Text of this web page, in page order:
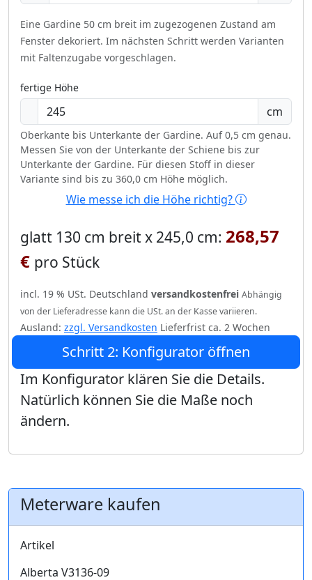
Eine Gardine 50 cm breit im zugezogenen Zustand am
Fenster dekoriert. Im nächsten Schritt werden Varianten
mit Faltenzugabe vorgeschlagen.
fertige Höhe
cm
Oberkante bis Unterkante der Gardine. Auf 0,5 cm genau.
Messen Sie von der Unterkante der Schiene bis zur
Unterkante der Gardine. Für diesen Stoff in dieser
Variante sind bis zu 360,0 cm Höhe möglich.
Wie messe ich die Höhe richtig?
glatt 130 cm breit x 245,0 cm: 268,57
€ pro Stück
incl. 19 % USt. Deutschland versandkostenfrei Abhängig
von der Lieferadresse kann die USt. an der Kasse variieren.
Ausland: zzgl. Versandkosten Lieferfrist ca. 2 Wochen
Schritt 2: Konfigurator öffnen
Im Konfigurator klären Sie die Details.
Natürlich können Sie die Maße noch
ändern.
Meterware kaufen
Artikel
Alberta V3136-09